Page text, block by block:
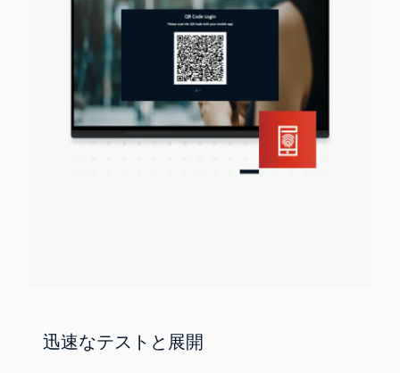
迅速なテストと展開